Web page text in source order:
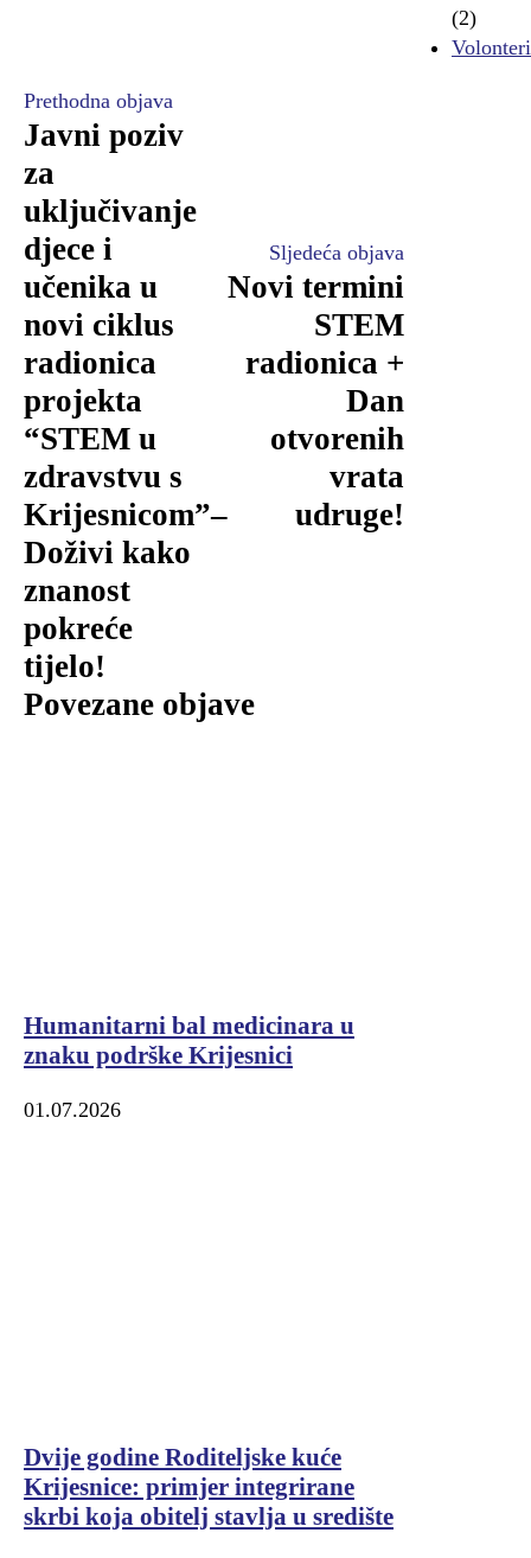
Prethodna objava
Javni poziv
za
uključivanje
djece i
učenika u
novi ciklus
radionica
projekta
“STEM u
zdravstvu s
Krijesnicom”–
Doživi kako
znanost
pokreće
tijelo!
Sljedeća objava
Novi termini
STEM
radionica +
Dan
otvorenih
vrata
udruge!
Povezane objave
Humanitarni bal medicinara u
znaku podrške Krijesnici
01.07.2026
Dvije godine Roditeljske kuće
Krijesnice: primjer integrirane
skrbi koja obitelj stavlja u središte
(2)
Volonteri